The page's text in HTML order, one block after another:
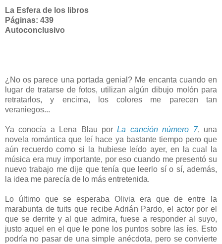
La Esfera de los libros
Páginas: 439
Autoconclusivo
¿No os parece una portada genial? Me encanta cuando en
lugar de tratarse de fotos, utilizan algún dibujo molón para
retratarlos, y encima, los colores me parecen tan
veraniegos...
Ya conocía a Lena Blau porLa canción número 7, una
novela romántica que leí hace ya bastante tiempo pero que
aún recuerdo como si la hubiese leído ayer, en la cual la
música era muy importante, por eso cuando me presentó su
nuevo trabajo me dije que tenía que leerlo sí o sí, además,
la idea me parecía de lo más entretenida.
Lo último que se esperaba Olivia era que de entre la
marabunta de tuits que recibe Adrián Pardo, el actor por el
que se derrite y al que admira, fuese a responder al suyo,
justo aquel en el que le pone los puntos sobre las íes. Esto
podría no pasar de una simple anécdota, pero se convierte